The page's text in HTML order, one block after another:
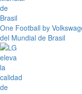
One Football by
del Mundial de Brasil